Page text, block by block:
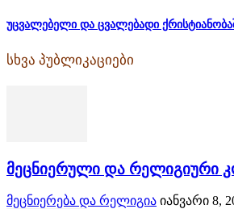
უცვალებელი და ცვალებადი
სხვა პუბლიკაციები
მეცნიერული და რელიგიური
მეცნიერება და რელიგია იანვარი 8,